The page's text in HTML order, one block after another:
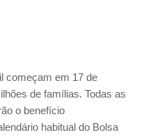
começam em 17 de
de famílias. Todas as
o benefício
habitual do Bolsa